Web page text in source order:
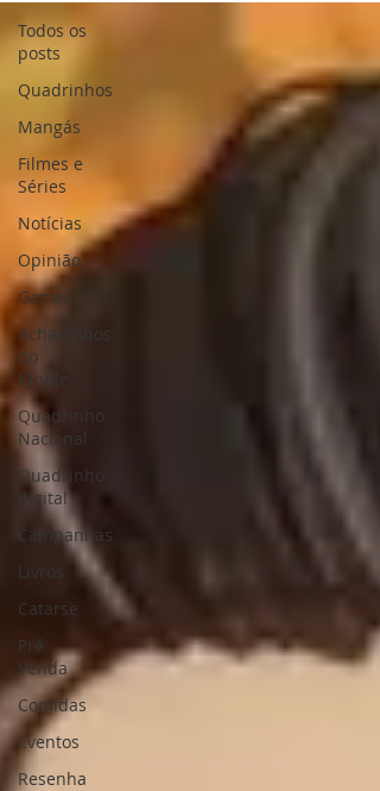
Todos os
posts
Quadrinhos
Mangás
Filmes e
Séries
Notícias
Opinião
Games
Achadinhos
do
Kindle
Quadrinho
Nacional
Quadrinho
digital
Campanhas
Livros
Catarse
Pré
Venda
Comidas
Eventos
Resenha